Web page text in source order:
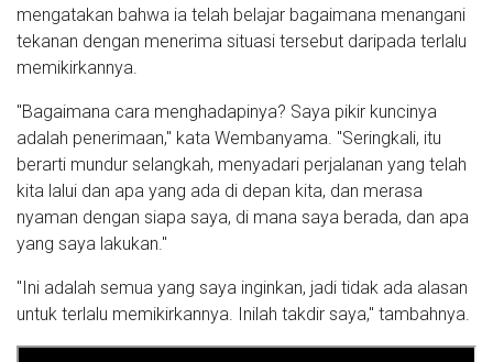
mengatakan bahwa ia telah belajar bagaimana menangani
tekanan dengan menerima situasi tersebut daripada terlalu
memikirkannya.
"Bagaimana cara menghadapinya? Saya pikir kuncinya
adalah penerimaan," kata Wembanyama. "Seringkali, itu
berarti mundur selangkah, menyadari perjalanan yang telah
kita lalui dan apa yang ada di depan kita, dan merasa
nyaman dengan siapa saya, di mana saya berada, dan apa
yang saya lakukan."
"Ini adalah semua yang saya inginkan, jadi tidak ada alasan
untuk terlalu memikirkannya. Inilah takdir saya," tambahnya.